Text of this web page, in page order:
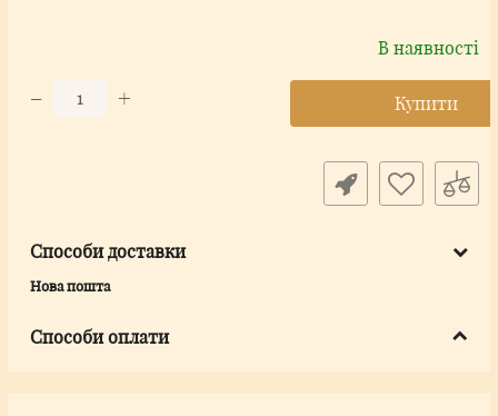
В наявності
− + Купити
Способи доставки
Нова пошта
Способи оплати